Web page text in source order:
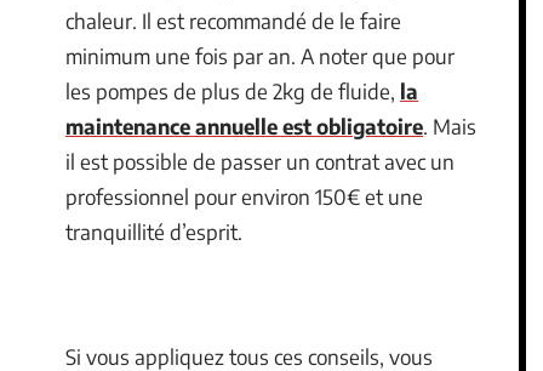
chaleur. Il est recommandé de le faire
minimum une fois par an. A noter que pour
les pompes de plus de 2kg de fluide, la
maintenance annuelle est obligatoire. Mais
il est possible de passer un contrat avec un
professionnel pour environ 150€ et une
tranquillité d’esprit.
Si vous appliquez tous ces conseils, vous